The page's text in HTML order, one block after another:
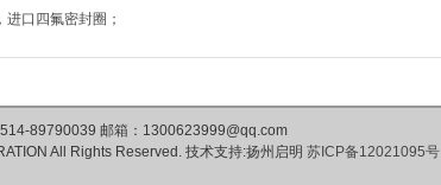
口四氟密封圈；
89790039 邮箱：1300623999@qq.com
All Rights Reserved.技术支持:扬州启明 苏ICP备12021095号